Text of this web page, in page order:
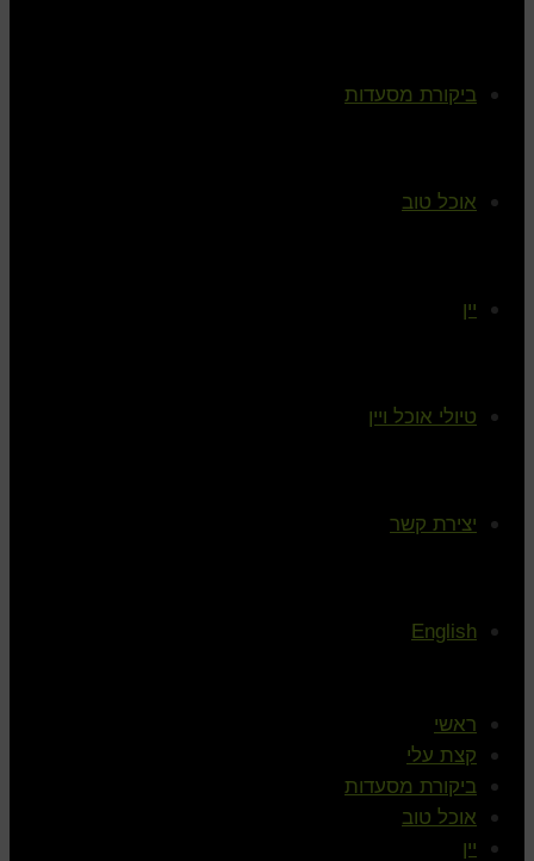
ביקורת מסעדות
אוכל טוב
יין
טיולי אוכל ויין
יצירת קשר
English
ראשי
קצת עלי
ביקורת מסעדות
אוכל טוב
יין